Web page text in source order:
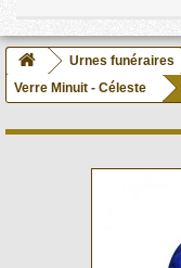
Urnes funéraires
Verre Minuit - Céleste